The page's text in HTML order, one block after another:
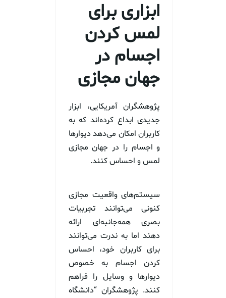
ابزاری برای
لمس کردن
اجسام در
جهان مجازی
پژوهشگران آمریکایی، ابزار
جدیدی ابداع کرده‌اند که به
کاربران امکان می‌دهد دیوارها
و اجسام را در جهان مجازی
لمس و احساس کنند.
سیستم‌های واقعیت مجازی
کنونی می‌توانند تجربیات
بصری همه‌جانبه‌ای ارائه
دهند اما به ندرت می‌توانند
برای کاربران خود، احساس
کردن اجسام به خصوص
دیوارها و وسایل را فراهم
کنند. پژوهشگران “دانشگاه